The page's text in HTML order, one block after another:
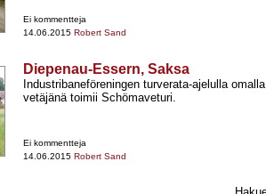
Ei kommentteja
14.06.2015 Robert Sand
Diepenau-Essern, Saksa
Industribaneföreningen turverata-​ajelulla
vetäjänä toimii Schömaveturi.
Ei kommentteja
14.06.2015 Robert Sand